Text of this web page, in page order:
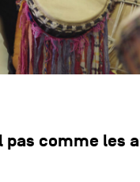
pas comme les